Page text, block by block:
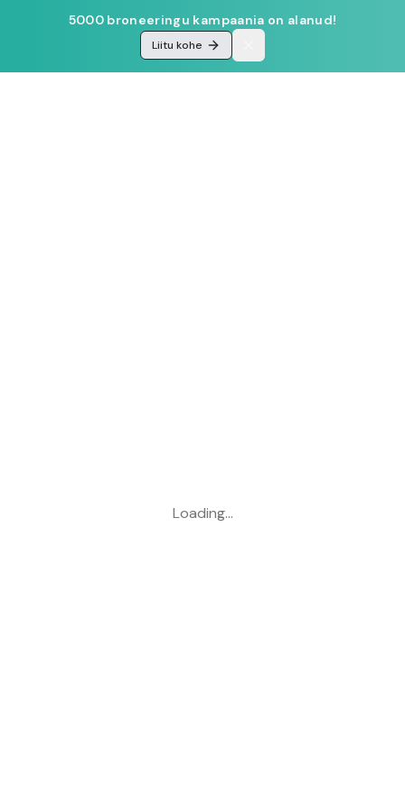
5000 broneeringu kampaania on alanud!
Liitu kohe
Loading…